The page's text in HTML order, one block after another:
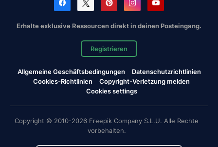
Erhalte exklusive Ressourcen direkt in deinen Posteingang.
Registrieren
Allgemeine Geschäftsbedingungen
Datenschutzrichtlinien
Cookies-Richtlinien
Copyright-Verletzung melden
Cookies settings
Copyright © 2010-2026 Freepik Company S.L.U. Alle Rechte
vorbehalten.